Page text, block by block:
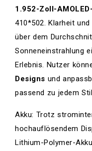
1.952-Zoll-
410*502. Klarheit
über dem
Sonneneinstrahlung
Erlebnis. Nutzer
Designs und
passend zu jedem
Akku: Trotz
hochauflösendem
Lithium-Polymer-